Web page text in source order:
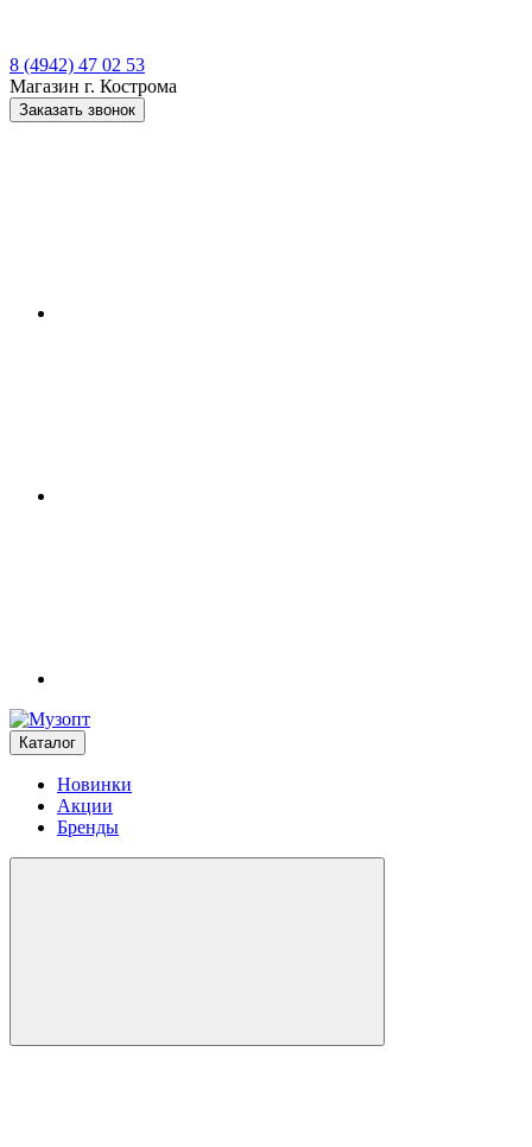
8 (4942) 47 02 53
Магазин г. Кострома
Заказать звонок
Каталог
Новинки
Акции
Бренды